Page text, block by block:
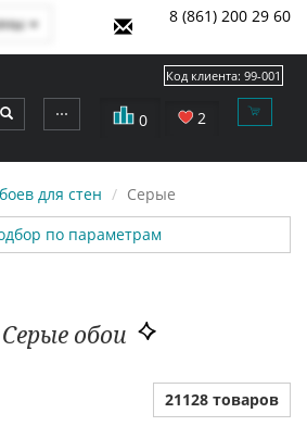
8 (861) 200 29 60
⋯ 0 2
Код клиента: 99-001
для стен
Серые
по параметрам
Серые обои
21128 товаров